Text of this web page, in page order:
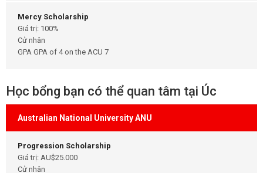
Mercy Scholarship
Giá trị: 100%
Cử nhân
GPA GPA of 4 on the ACU 7
Học bổng bạn có thể quan tâm tại Úc
Australian National University ANU
Progression Scholarship
Giá trị: AU$25.000
Cử nhân